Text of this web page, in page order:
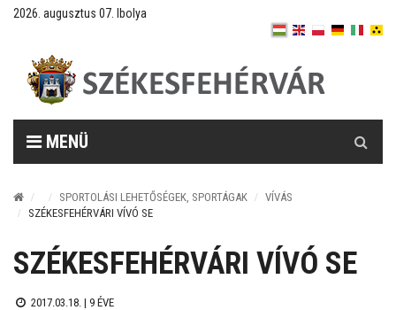
2026. augusztus 07. Ibolya
MENÜ
SPORTOLÁSI LEHETŐSÉGEK, SPORTÁGAK
VÍVÁS
SZÉKESFEHÉRVÁRI VÍVÓ SE
SZÉKESFEHÉRVÁRI VÍVÓ SE
2017.03.18. | 9 ÉVE